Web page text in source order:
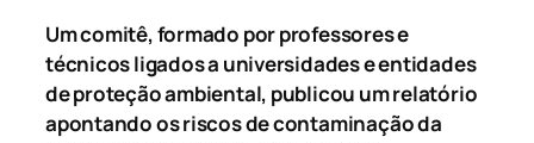
Um comitê, formado por professores e
técnicos ligados a universidades e entidades
de proteção ambiental, publicou um relatório
apontando os riscos de contaminação da